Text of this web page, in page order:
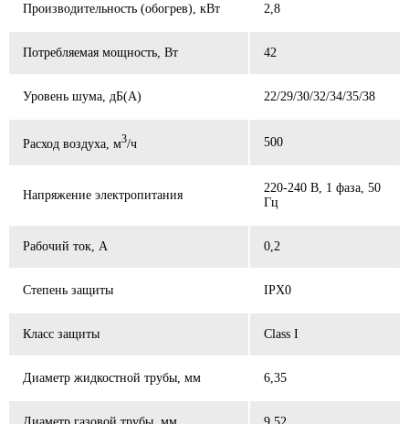
Производительность (обогрев), кВт 2,8
Потребляемая мощность, Вт 42
Уровень шума, дБ(А) 22/29/30/32/34/35/38
Расход воздуха, м3/ч 500
Напряжение электропитания
220-240 В, 1 фаза, 50
Гц
Рабочий ток, А 0,2
Степень защиты IPX0
Класс защиты Class I
Диаметр жидкостной трубы, мм 6,35